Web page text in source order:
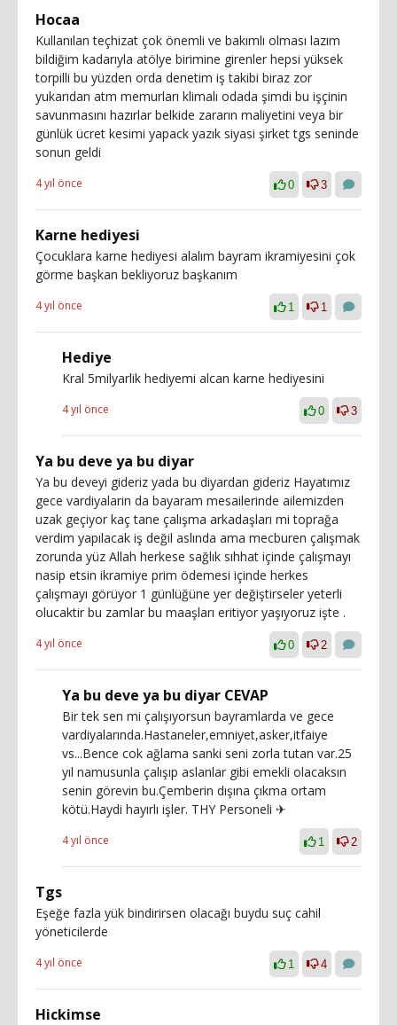
Hocaa
Kullanılan teçhizat çok önemli ve bakımlı olması lazım
bildiğim kadarıyla atölye birimine girenler hepsi yüksek
torpilli bu yüzden orda denetim iş takibi biraz zor
yukarıdan atm memurları klimalı odada şimdi bu işçinin
savunmasını hazırlar belkide zararın maliyetini veya bir
günlük ücret kesimi yapack yazık siyasi şirket tgs seninde
sonun geldi
4 yıl önce 0 3
Karne hediyesi
Çocuklara karne hediyesi alalım bayram ikramiyesini çok
görme başkan bekliyoruz başkanım
4 yıl önce 1 1
Hediye
Kral 5milyarlik hediyemi alcan karne hediyesini
4 yıl önce 0 3
Ya bu deve ya bu diyar
Ya bu deveyi gideriz yada bu diyardan gideriz Hayatımız
gece vardiyalarin da bayaram mesailerinde ailemizden
uzak geçiyor kaç tane çalışma arkadaşları mi toprağa
verdim yapılacak iş değil aslında ama mecburen çalışmak
zorunda yüz Allah herkese sağlık sıhhat içinde çalışmayı
nasip etsin ikramiye prim ödemesi içinde herkes
çalışmayı görüyor 1 günlüğüne yer değiştirseler yeterli
olucaktir bu zamlar bu maaşları eritiyor yaşıyoruz işte .
4 yıl önce 0 2
Ya bu deve ya bu diyar CEVAP
Bir tek sen mi çalışıyorsun bayramlarda ve gece
vardiyalarında.Hastaneler,emniyet,asker,itfaiye
vs...Bence cok ağlama sanki seni zorla tutan var.25
yıl namusunla çalışıp aslanlar gibi emekli olacaksın
senin görevin bu.Çemberin dışına çıkma ortam
kötü.Haydi hayırlı işler. THY Personeli ✈
4 yıl önce 1 2
Tgs
Eşeğe fazla yük bindirirsen olacağı buydu suç cahil
yöneticilerde
4 yıl önce 1 4
Hickimse